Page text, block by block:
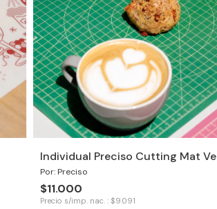
Individual Preciso Cutting Mat
Por: Preciso
$11.000
Precio s/imp. nac. : $9.091